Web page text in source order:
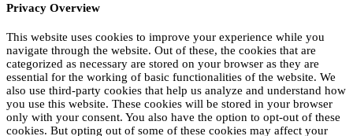
Privacy Overview
This website uses cookies to improve your experience while you
navigate through the website. Out of these, the cookies that are
categorized as necessary are stored on your browser as they are
essential for the working of basic functionalities of the website. We
also use third-party cookies that help us analyze and understand how
you use this website. These cookies will be stored in your browser
only with your consent. You also have the option to opt-out of these
cookies. But opting out of some of these cookies may affect your